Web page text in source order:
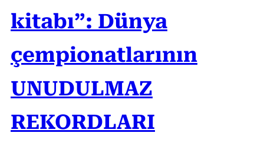
kitabı”: Dünya
çempionatlarının
UNUDULMAZ
REKORDLARI